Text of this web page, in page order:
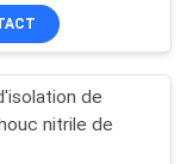
de
nitrile de